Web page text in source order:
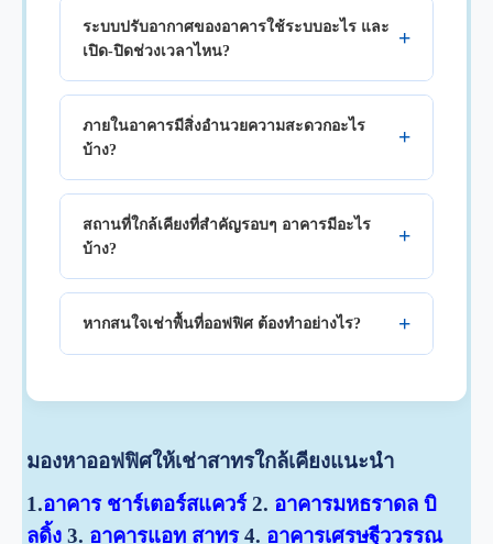
ระบบปรับอากาศของอาคารใช้ระบบอะไร และ
เปิด-ปิดช่วงเวลาไหน?
ภายในอาคารมีสิ่งอำนวยความสะดวกอะไร
บ้าง?
สถานที่ใกล้เคียงที่สำคัญรอบๆ อาคารมีอะไร
บ้าง?
หากสนใจเช่าพื้นที่ออฟฟิศ ต้องทำอย่างไร?
มองหาออฟฟิศให้เช่าสาทรใกล้เคียงแนะนำ
1.อาคาร ชาร์เตอร์สแควร์2. อาคารมหธราดล บิ
ลดิ้ง 3. อาคารแอท สาทร4. อาคารเศรษฐีววรรณ